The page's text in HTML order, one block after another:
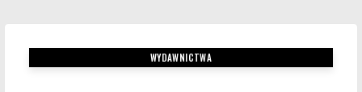
WYDAWNICTWA